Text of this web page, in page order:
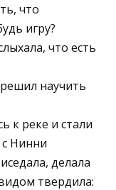
что
игру?
что есть
научить
к реке и стали
с Нинни
делала
твердила: